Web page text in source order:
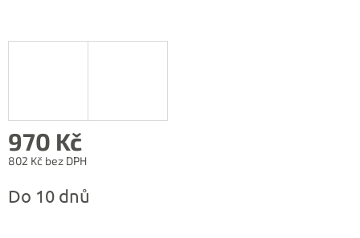
970 Kč
802 Kč bez DPH
cena:
Do 10 dnů